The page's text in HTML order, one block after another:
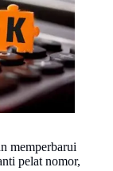
memperbarui
pelat nomor,